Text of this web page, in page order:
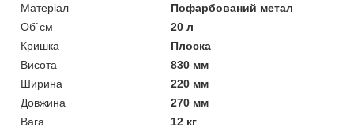
Матеріал
Пофарбований метал
Об`єм
20 л
Кришка
Плоска
Висота
830 мм
Ширина
220 мм
Довжина
270 мм
Вага
12 кг